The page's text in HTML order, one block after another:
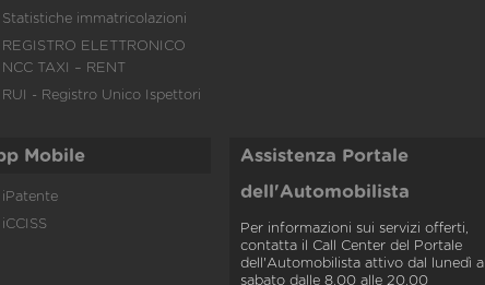
Statistiche immatricolazioni
REGISTRO ELETTRONICO
NCC TAXI – RENT
RUI - Registro Unico Ispettori
Mobile
iPatente
iCCISS
Assistenza Portale
dell'Automobilista
Per informazioni sui servizi offerti,
contatta il Call Center del Portale
dell'Automobilista attivo dal lunedì al
sabato dalle 8.00 alle 20.00